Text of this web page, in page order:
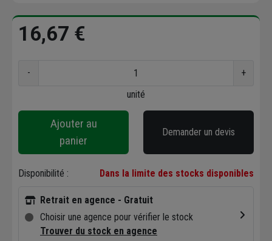
16,67 €
-
+
unité
Ajouter au
panier
Demander un devis
Disponibilité : Dans la limite des stocks disponibles
Retrait en agence - Gratuit
Choisir une agence pour vérifier le stock
Trouver du stock en agence